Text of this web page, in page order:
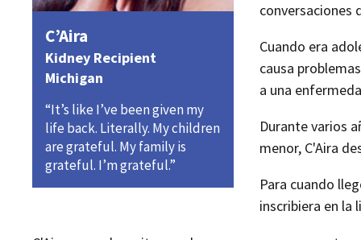
C’Aira
Kidney Recipient
Michigan
“It’s like I’ve been given my
life back. Literally. My children
are grateful. My family is
grateful. I’m grateful.”
conversaciones
Cuando era
causa
a una
Durante varios
menor, C'Aira
Para cuando
inscribiera en la